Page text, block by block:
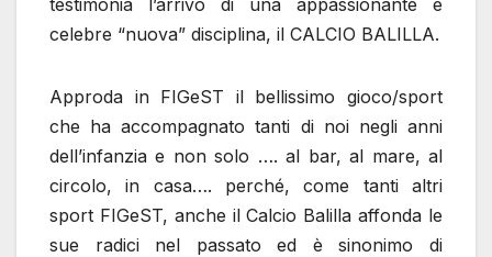
celebre “nuova” disciplina, il CALCIO BALILLA.
Approda in FIGeST il bellissimo gioco/sport
che ha accompagnato tanti di noi negli anni
dell’infanzia e non solo …. al bar, al mare, al
circolo, in casa…. perché, come tanti altri
sport FIGeST, anche il Calcio Balilla affonda le
sue radici nel passato ed è sinonimo di